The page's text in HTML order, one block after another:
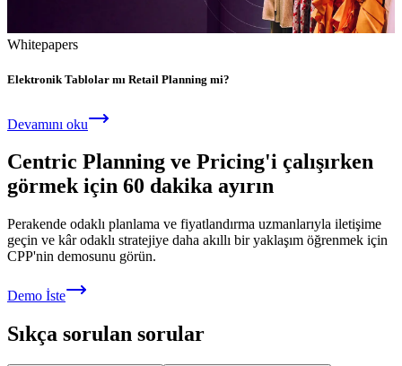
Whitepapers
Elektronik Tablolar mı Retail Planning mi?
Devamını oku
Centric Planning ve Pricing'i çalışırken
görmek için 60 dakika ayırın
Perakende odaklı planlama ve fiyatlandırma uzmanlarıyla iletişime
geçin ve kâr odaklı stratejiye daha akıllı bir yaklaşım öğrenmek için
CPP'nin demosunu görün.
Demo İste
Sıkça sorulan sorular